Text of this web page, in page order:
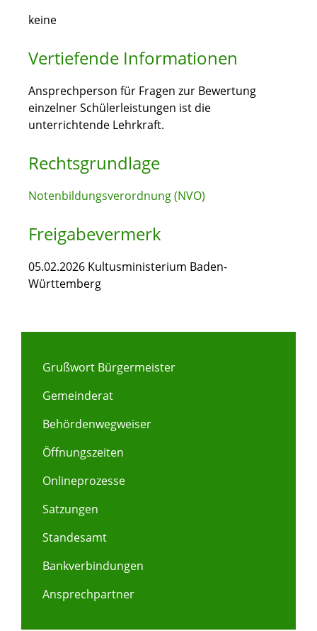
keine
Vertiefende Informationen
Ansprechperson für Fragen zur Bewertung
einzelner Schülerleistungen ist die
unterrichtende Lehrkraft.
Rechtsgrundlage
Notenbildungsverordnung (NVO)
Freigabevermerk
05.02.2026 Kultusministerium Baden-
Württemberg
Grußwort Bürgermeister
Gemeinderat
Behördenwegweiser
Öffnungszeiten
Onlineprozesse
Satzungen
Standesamt
Bankverbindungen
Ansprechpartner